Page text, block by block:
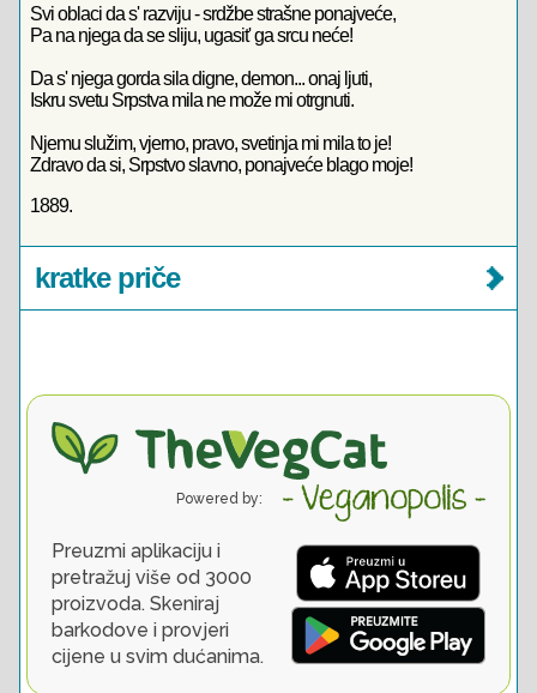
Svi oblaci da s' razviju - srdžbe strašne ponajveće,
Pa na njega da se sliju, ugasit' ga srcu neće!
Da s' njega gorda sila digne, demon... onaj ljuti,
Iskru svetu Srpstva mila ne može mi otrgnuti.
Njemu služim, vjerno, pravo, svetinja mi mila to je!
Zdravo da si, Srpstvo slavno, ponajveće blago moje!
1889.
kratke priče